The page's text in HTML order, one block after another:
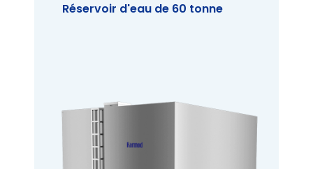
Réservoir d'eau de 60 tonne